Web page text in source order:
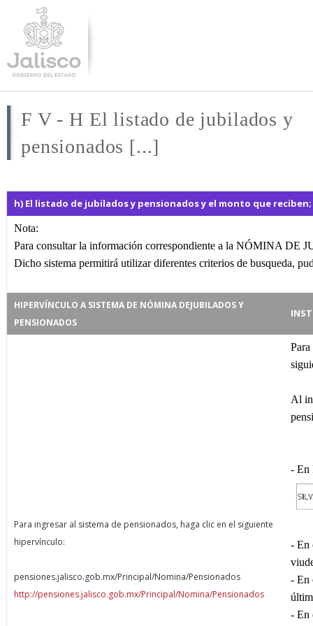
F V - H El listado de jubilados y
pensionados [...]
h) El listado de jubilados y pensionados y el monto que reciben;
Nota:
Para consultar la información correspondiente a la NÓMINA DE
Dicho sistema permitirá utilizar diferentes criterios de busqueda,
HIPERVÍNCULO A SISTEMA DE NÓMINA DEJUBILADOS Y
PENSIONADOS
Para ingresar al sistema de pensionados, haga clic en el siguiente
hipervínculo:
pensiones.jalisco.gob.mx/Principal/Nomina/Pensionados
http://pensiones.jalisco.gob.mx/Principal/Nomina/Pensionados
Al
- En
- En
- En
- En